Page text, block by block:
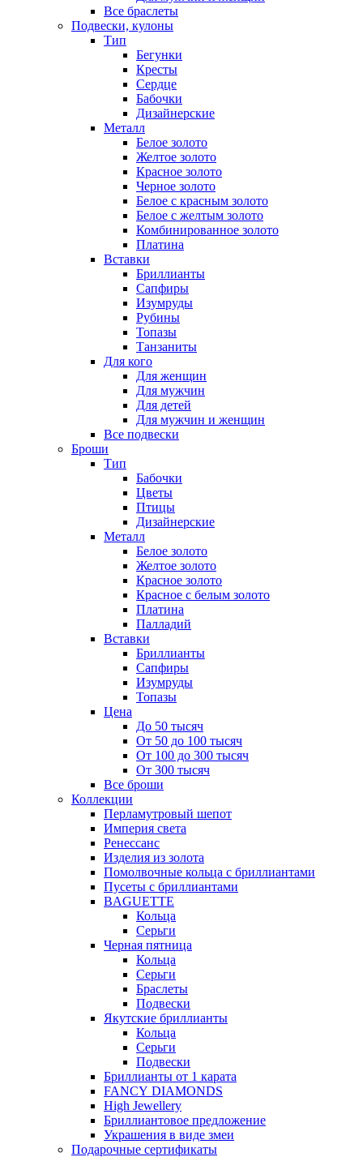
Все браслеты
Подвески, кулоны
Тип
Бегунки
Кресты
Сердце
Бабочки
Дизайнерские
Металл
Белое золото
Желтое золото
Красное золото
Черное золото
Белое с красным золото
Белое с желтым золото
Комбинированное золото
Платина
Вставки
Бриллианты
Сапфиры
Изумруды
Рубины
Топазы
Танзаниты
Для кого
Для женщин
Для мужчин
Для детей
Для мужчин и женщин
Все подвески
Броши
Тип
Бабочки
Цветы
Птицы
Дизайнерские
Металл
Белое золото
Желтое золото
Красное золото
Красное с белым золото
Платина
Палладий
Вставки
Бриллианты
Сапфиры
Изумруды
Топазы
Цена
До 50 тысяч
От 50 до 100 тысяч
От 100 до 300 тысяч
От 300 тысяч
Все броши
Коллекции
Перламутровый шепот
Империя света
Ренессанс
Изделия из золота
Помолвочные кольца с бриллиантами
Пусеты с бриллиантами
BAGUETTE
Кольца
Серьги
Черная пятница
Кольца
Серьги
Браслеты
Подвески
Якутские бриллианты
Кольца
Серьги
Подвески
Бриллианты от 1 карата
FANCY DIAMONDS
High Jewellery
Бриллиантовое предложение
Украшения в виде змеи
Подарочные сертификаты